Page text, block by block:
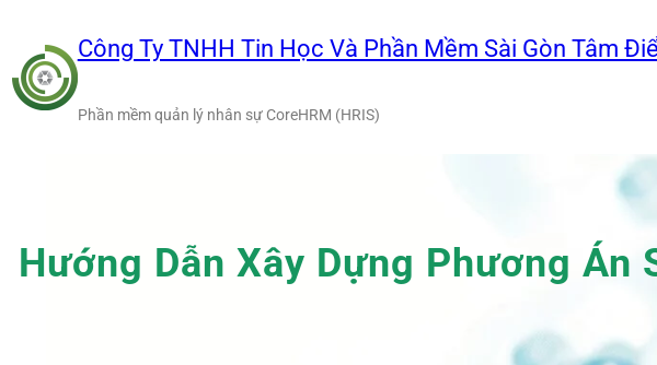
phần
nội
dung
Công Ty TNHH Tin Học Và Phần Mềm Sài Gòn Tâm
Phần mềm quản lý nhân sự CoreHRM (HRIS)
Hướng Dẫn Xây Dựng Phương Án